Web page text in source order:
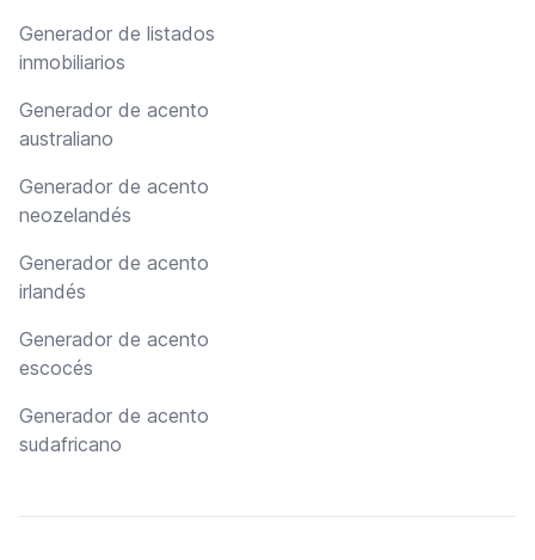
Generador de listados
inmobiliarios
Generador de acento
australiano
Generador de acento
neozelandés
Generador de acento
irlandés
Generador de acento
escocés
Generador de acento
sudafricano